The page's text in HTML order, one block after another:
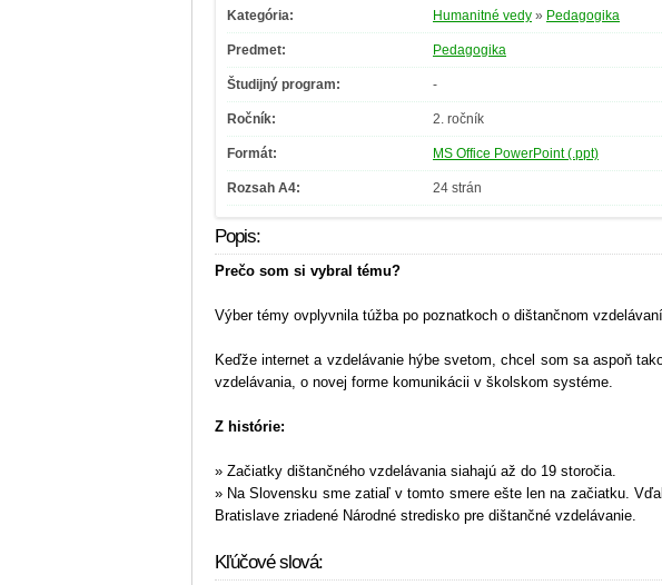
Kategória: Humanitné vedy » Pedagogika
Predmet: Pedagogika
Študijný program: -
Ročník: 2. ročník
Formát: MS Office PowerPoint (.ppt)
Rozsah A4: 24 strán
Popis:
Prečo som si vybral tému?
Výber témy ovplyvnila túžba po poznatkoch o dištančnom
Keďže internet a vzdelávanie hýbe svetom, chcel som sa aspoň
vzdelávania, o novej forme komunikácii v školskom systéme.
Z histórie:
» Začiatky dištančného vzdelávania siahajú až do 19 storočia.
» Na Slovensku sme zatiaľ v tomto smere ešte len na začiatku.
Bratislave zriadené Národné stredisko pre dištančné vzdelávanie.
Kľúčové slová: